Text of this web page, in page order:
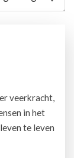
veerkracht,
in het
te leven